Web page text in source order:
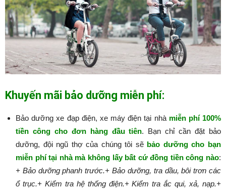
Khuyến mãi bảo dưỡng miễn phí:
Bảo dưỡng xe đạp điện, xe máy điện tại nhà miễn phí 100%
tiền công cho đơn hàng đầu tiên. Bạn chỉ cần đặt bảo
dưỡng, đội ngũ thợ của chúng tôi sẽ bảo dưỡng cho bạn
miễn phí tại nhà mà không lấy bất cứ đồng tiền công nào:​​​​​
+ Bảo dưỡng phanh trước.+ Bảo dưỡng, tra dầu, bôi trơn các
ổ trục.+ Kiểm tra hệ thống điện.+ Kiểm tra ắc qui, xả, nạp.+